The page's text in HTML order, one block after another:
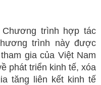
trình hợp tác
trình này được
gia của Việt Nam
phát triển kinh tế, xóa
tăng liên kết kinh tế